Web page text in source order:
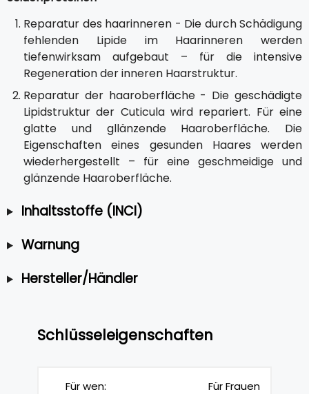
Reparatur des haarinneren - Die durch Schädigung
fehlenden Lipide im Haarinneren werden
tiefenwirksam aufgebaut – für die intensive
Regeneration der inneren Haarstruktur.
Reparatur der haaroberfläche - Die geschädigte
Lipidstruktur der Cuticula wird repariert. Für eine
glatte und gllänzende Haaroberfläche. Die
Eigenschaften eines gesunden Haares werden
wiederhergestellt – für eine geschmeidige und
glänzende Haaroberfläche.
Inhaltsstoffe (INCI)
Warnung
Hersteller/Händler
Schlüsseleigenschaften
Für wen: Für Frauen